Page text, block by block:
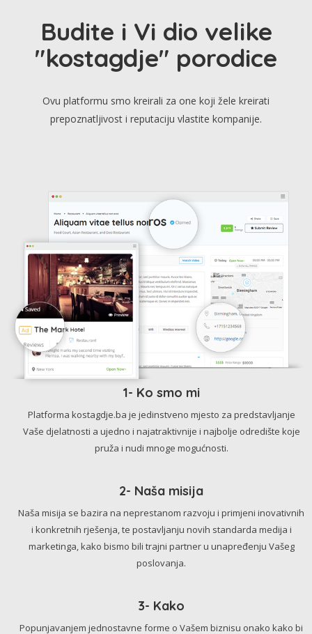
Budite i Vi dio velike
"kostagdje" porodice
Ovu platformu smo kreirali za one koji žele kreirati
prepoznatljivost i reputaciju vlastite kompanije.
1- Ko smo mi
Platforma kostagdje.ba je jedinstveno mjesto za predstavljanje
Vaše djelatnosti a ujedno i najatraktivnije i najbolje odredište koje
pruža i nudi mnoge mogućnosti.
2- Naša misija
Naša misija se bazira na neprestanom razvoju i primjeni inovativnih
i konkretnih rješenja, te postavljanju novih standarda medija i
marketinga, kako bismo bili trajni partner u unapređenju Vašeg
poslovanja.
3- Kako
Popunjavanjem jednostavne forme o Vašem biznisu onako kako bi